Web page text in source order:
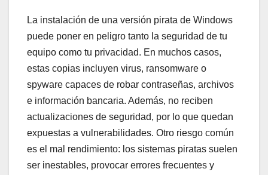
La instalación de una versión pirata de Windows
puede poner en peligro tanto la seguridad de tu
equipo como tu privacidad. En muchos casos,
estas copias incluyen virus, ransomware o
spyware capaces de robar contraseñas, archivos
e información bancaria. Además, no reciben
actualizaciones de seguridad, por lo que quedan
expuestas a vulnerabilidades. Otro riesgo común
es el mal rendimiento: los sistemas piratas suelen
ser inestables, provocar errores frecuentes y